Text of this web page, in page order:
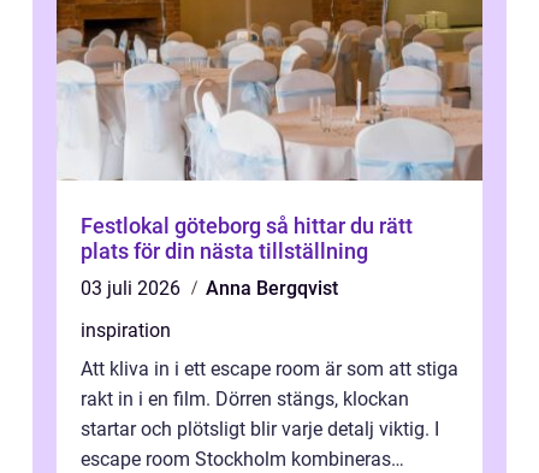
Festlokal göteborg så hittar du rätt
plats för din nästa tillställning
03 juli 2026
Anna Bergqvist
inspiration
Att kliva in i ett escape room är som att stiga
rakt in i en film. Dörren stängs, klockan
startar och plötsligt blir varje detalj viktig. I
escape room Stockholm kombineras